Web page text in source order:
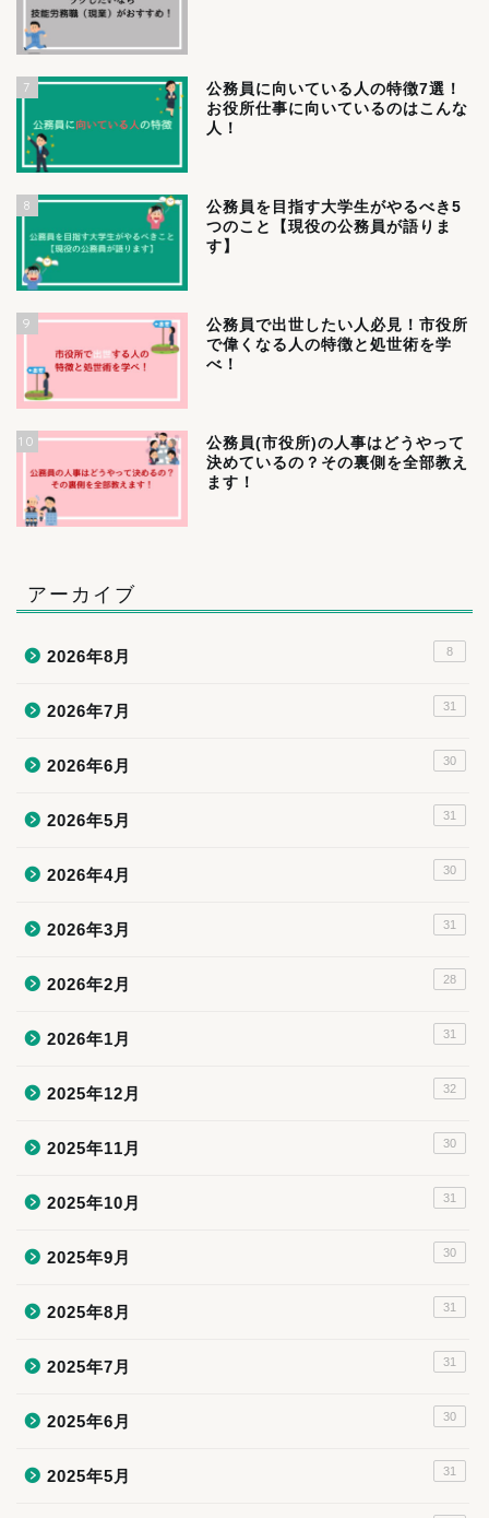
7
公務員に向いている人の特徴7選！
お役所仕事に向いているのはこんな
人！
8
公務員を目指す大学生がやるべき5
つのこと【現役の公務員が語りま
す】
9
公務員で出世したい人必見！市役所
で偉くなる人の特徴と処世術を学
べ！
10
公務員(市役所)の人事はどうやって
決めているの？その裏側を全部教え
ます！
アーカイブ
2026年8月 8
2026年7月 31
2026年6月 30
2026年5月 31
2026年4月 30
2026年3月 31
2026年2月 28
2026年1月 31
2025年12月 32
2025年11月 30
2025年10月 31
2025年9月 30
2025年8月 31
2025年7月 31
2025年6月 30
2025年5月 31